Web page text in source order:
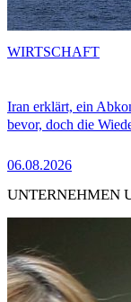
Iran erklärt, ein
bevor, doch die
06.08.2026
WIRTSCHAFT
UNTERNEHMEN